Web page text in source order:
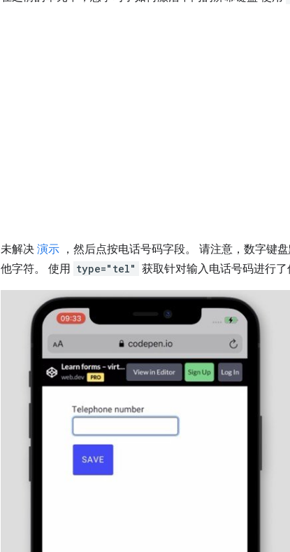
未解决 演示 ，然后点按电话号码字段。 请注意，数字键
他字符。 使用 type="tel" 获取针对输入电话号码进行了